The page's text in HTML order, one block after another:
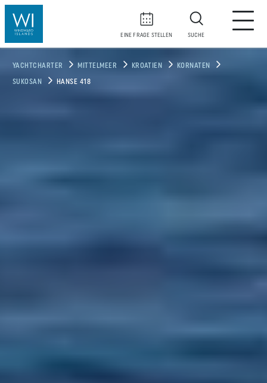
EINE FRAGE STELLEN SUCHE
YACHTCHARTER MITTELMEER KROATIEN KORNATEN
SUKOSAN HANSE 418